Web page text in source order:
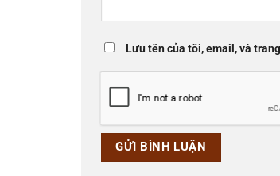
Lưu tên của tôi, email, và